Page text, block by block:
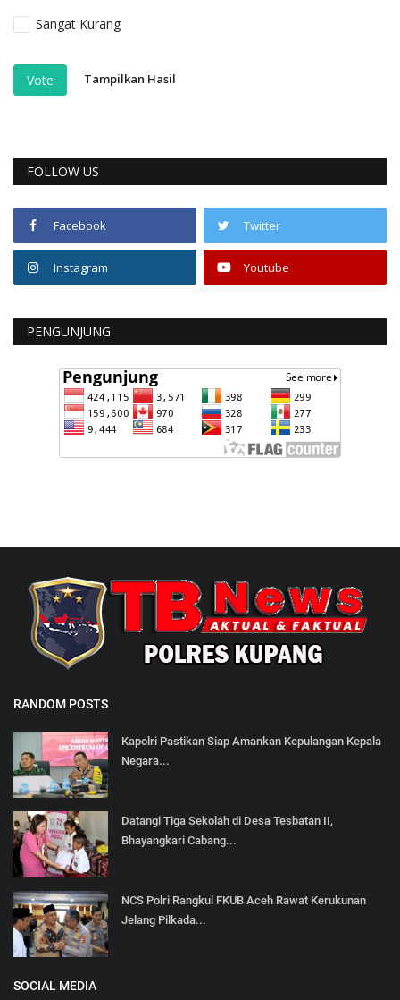
Sangat Kurang
Vote Tampilkan Hasil
FOLLOW US
Facebook Twitter
Instagram Youtube
PENGUNJUNG
RANDOM POSTS
Kapolri Pastikan Siap Amankan Kepulangan Kepala
Negara...
Datangi Tiga Sekolah di Desa Tesbatan II,
Bhayangkari Cabang...
NCS Polri Rangkul FKUB Aceh Rawat Kerukunan
Jelang Pilkada...
SOCIAL MEDIA